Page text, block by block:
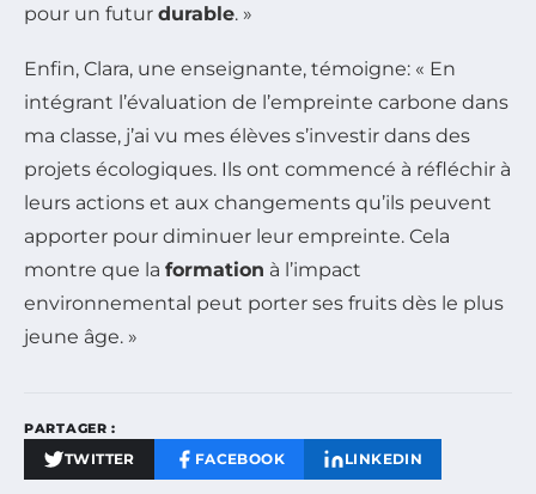
pour un futur durable. »
Enfin, Clara, une enseignante, témoigne: « En
intégrant l’évaluation de l’empreinte carbone dans
ma classe, j’ai vu mes élèves s’investir dans des
projets écologiques. Ils ont commencé à réfléchir à
leurs actions et aux changements qu’ils peuvent
apporter pour diminuer leur empreinte. Cela
montre que la formation à l’impact
environnemental peut porter ses fruits dès le plus
jeune âge. »
PARTAGER :
TWITTER FACEBOOK LINKEDIN